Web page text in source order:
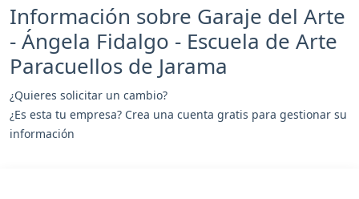
Información sobre Garaje del Arte
- Ángela Fidalgo - Escuela de Arte
Paracuellos de Jarama
¿Quieres solicitar un cambio?
¿Es esta tu empresa? Crea una cuenta gratis para gestionar su
información